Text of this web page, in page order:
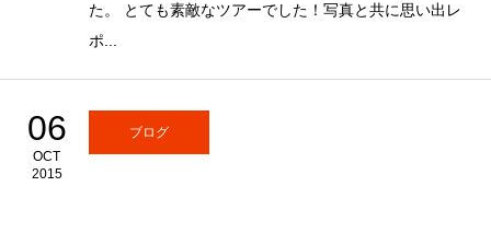
た。 とても素敵なツアーでした！写真と共に思い出レ
ポ...
06
OCT
2015
ブログ